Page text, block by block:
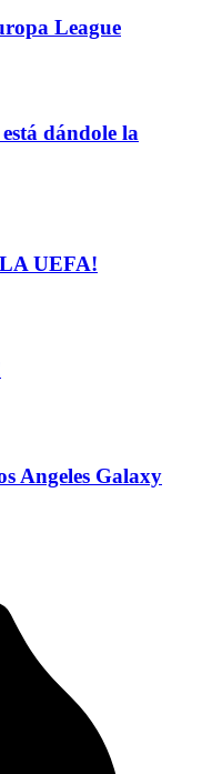
League
dándole la
UEFA!
Angeles Galaxy